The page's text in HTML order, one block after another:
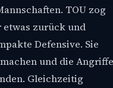
TOU zog
zurück und
Defensive. Sie
und die Angriffe
Gleichzeitig